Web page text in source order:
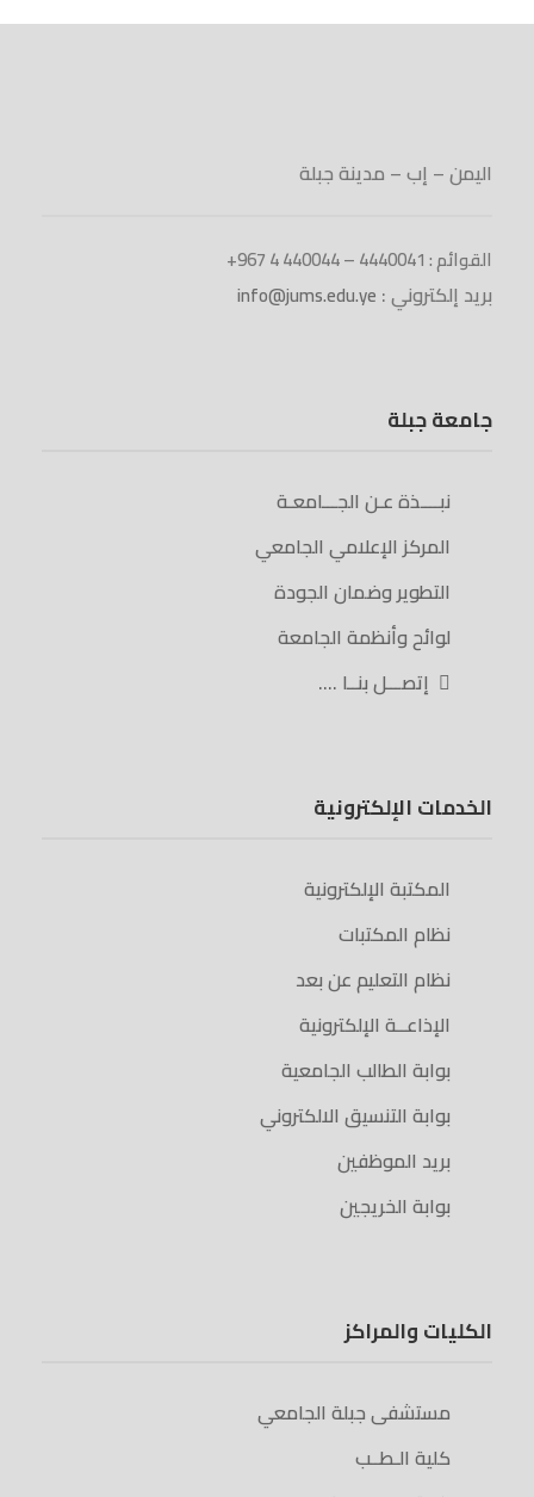
اليمن – إب – مدينة جبلة
القوائم : 4440041 – 440044 4 967+
بريد إلكتروني : info@jums.edu.ye
جامعة جبلة
نبــــذة عـن الجـــامعـة
المركز الإعلامي الجامعي
التطوير وضمان الجودة
لوائح وأنظمة الجامعة
إتصـــل بنــا ….
الخدمات الإلكترونية
المكتبة الإلكترونية
نظام المكتبات
نظام التعليم عن بعد
الإذاعــة الإلكترونية
بوابة الطالب الجامعية
بوابة التنسيق الالكتروني
بريد الموظفين
بوابة الخريجين
الكليات والمراكز
مستشفى جبلة الجامعي
كلية الـطــب